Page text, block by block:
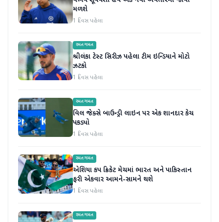
મળશે
1 દિવસ પહેલા
રમતગમત
શ્રીલંકા ટેસ્ટ સિરીઝ પહેલા ટીમ ઇન્ડિયાને મોટો
ઝટકો
1 દિવસ પહેલા
રમતગમત
વિલ જેક્સે બાઉન્ડ્રી લાઇન પર એક શાનદાર કેચ
પકડ્યો
1 દિવસ પહેલા
રમતગમત
એશિયા કપ ક્રિકેટ મેચમાં ભારત અને પાકિસ્તાન
ફરી એકવાર આમને-સામને થશે
1 દિવસ પહેલા
રમતગમત